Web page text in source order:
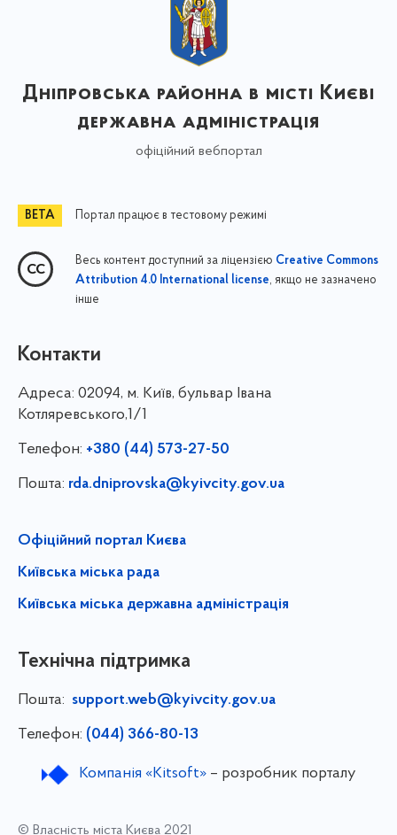
Дніпровська районна в місті Києві
державна адміністрація
офіційний вебпортал
Портал працює в тестовому режимі
Весь контент доступний за ліцензією Creative Commons
Attribution 4.0 International license, якщо не зазначено
інше
Контакти
Адреса: 02094, м. Київ, бульвар Івана
Котляревського,1/1
Телефон: +380 (44) 573-27-50
Пошта: rda.dniprovska@kyivcity.gov.ua
Офіційний портал Києва
Київська міська рада
Київська міська державна адміністрація
Технічна підтримка
Пошта: support.web@kyivcity.gov.ua
Телефон: (044) 366-80-13
Компанія «Kitsoft»– розробник порталу
© Власність міста Києва 2021